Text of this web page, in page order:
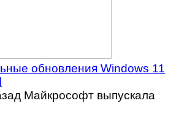
обновления Windows 11
Майкрософт выпускала